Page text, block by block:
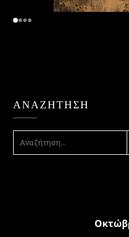
ΑΝΑΖΉΤΗΣΗ
ΑΝΑΖΉΤΗΣΗ
ΓΙΑ: